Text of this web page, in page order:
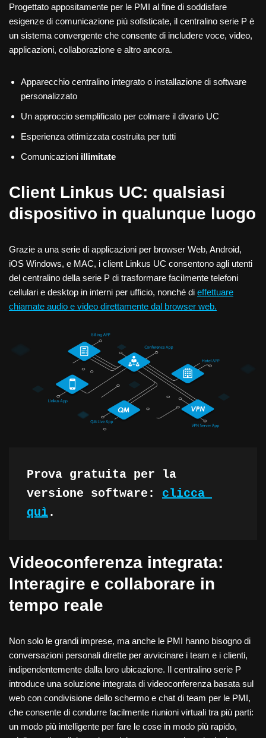
Progettato appositamente per le PMI al fine di soddisfare
esigenze di comunicazione più sofisticate, il centralino serie P è
un sistema convergente che consente di includere voce, video,
applicazioni, collaborazione e altro ancora.
Apparecchio centralino integrato o installazione di software
personalizzato
Un approccio semplificato per colmare il divario UC
Esperienza ottimizzata costruita per tutti
Comunicazioni illimitate
Client Linkus UC: qualsiasi
dispositivo in qualunque luogo
Grazie a una serie di applicazioni per browser Web, Android,
iOS Windows, e MAC, i client Linkus UC consentono agli utenti
del centralino della serie P di trasformare facilmente telefoni
cellulari e desktop in interni per ufficio, nonché di effettuare
chiamate audio e video direttamente dal browser web.
Prova gratuita per la
versione software: clicca
quì.
Videoconferenza integrata:
Interagire e collaborare in
tempo reale
Non solo le grandi imprese, ma anche le PMI hanno bisogno di
conversazioni personali dirette per avvicinare i team e i clienti,
indipendentemente dalla loro ubicazione. Il centralino serie P
introduce una soluzione integrata di videoconferenza basata sul
web con condivisione dello schermo e chat di team per le PMI,
che consente di condurre facilmente riunioni virtuali tra più parti:
un modo più intelligente per fare le cose in modo più rapido,